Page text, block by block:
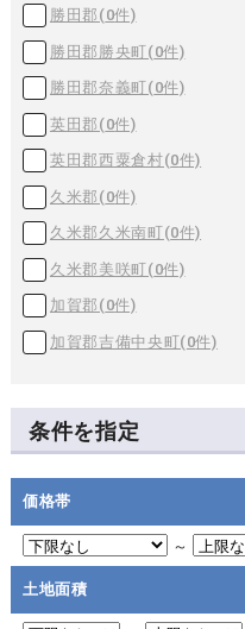
勝田郡(0件)
勝田郡勝央町(0件)
勝田郡奈義町(0件)
英田郡(0件)
英田郡西粟倉村(0件)
久米郡(0件)
久米郡久米南町(0件)
久米郡美咲町(0件)
加賀郡(0件)
加賀郡吉備中央町(0件)
条件を指定
価格帯
～
土地面積